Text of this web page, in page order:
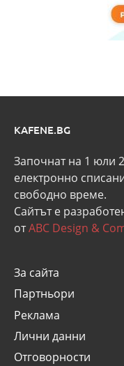
KAFENE.BG
Започнат на 1 юли
eлектронно
свободно време.
Сайтът е
отABC Design &
За сайта
Партньори
Реклама
Лични данни
Отговорности